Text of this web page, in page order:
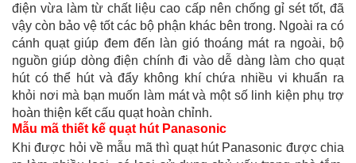
điện vừa làm từ chất liệu cao cấp nên chống gỉ sét tốt, đã
vậy còn bảo vệ tốt các bộ phận khác bên trong. Ngoài ra có
cánh quạt giúp đem đến làn gió thoáng mát ra ngoài, bộ
nguồn giúp dòng điện chính đi vào dễ dàng làm cho quạt
hút có thể hút và đẩy không khí chứa nhiều vi khuẩn ra
khỏi nơi mà bạn muốn làm mát và một số linh kiện phụ trợ
hoàn thiện kết cấu quạt hoàn chỉnh.
Mẫu mã thiết kế quạt hút Panasonic
Khi được hỏi về mẫu mã thì quạt hút Panasonic được chia